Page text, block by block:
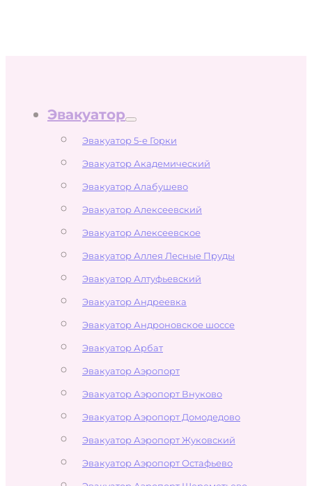
Эвакуатор
Эвакуатор 5-е Горки
Эвакуатор Академический
Эвакуатор Алабушево
Эвакуатор Алексеевский
Эвакуатор Алексеевское
Эвакуатор Аллея Лесные Пруды
Эвакуатор Алтуфьевский
Эвакуатор Андреевка
Эвакуатор Андроновское шоссе
Эвакуатор Арбат
Эвакуатор Аэропорт
Эвакуатор Аэропорт Внуково
Эвакуатор Аэропорт Домодедово
Эвакуатор Аэропорт Жуковский
Эвакуатор Аэропорт Остафьево